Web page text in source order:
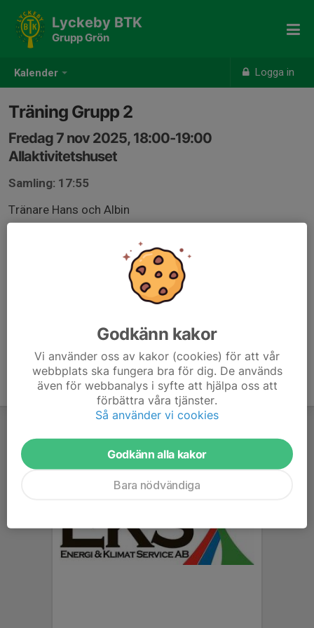
Kalender Logga in
Lyckeby BTK
Grupp Grön
Träning Grupp 2
Fredag 7 nov 2025, 18:00-19:00
Allaktivitetshuset
Samling: 17:55
Tränare Hans och Albin
Godkänn kakor
Vi använder oss av kakor (cookies) för att vår
webbplats ska fungera bra för dig. De används
även för webbanalys i syfte att hjälpa oss att
förbättra våra tjänster.
Så använder vi cookies
Godkänn alla kakor
Bara nödvändiga